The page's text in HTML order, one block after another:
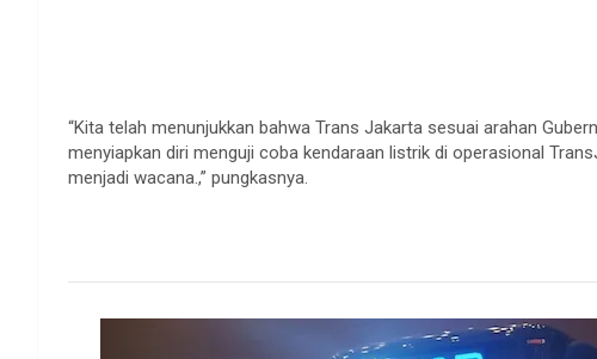
“Kita telah menunjukkan bahwa Trans Jakarta sesuai arahan
menyiapkan diri menguji coba kendaraan listrik di operasional
menjadi wacana.,” pungkasnya.